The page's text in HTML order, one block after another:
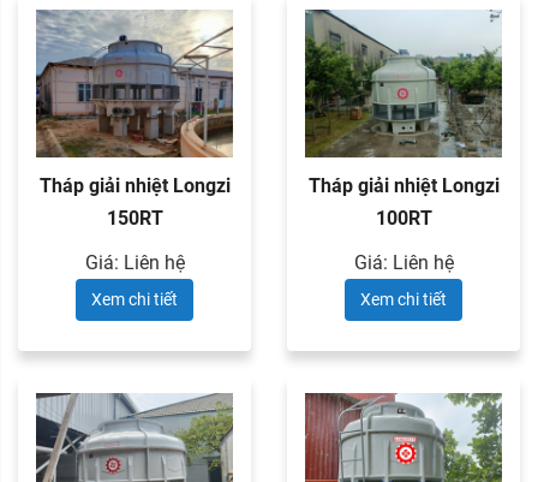
Tháp giải nhiệt Longzi
150RT
Giá: Liên hệ
Xem chi tiết
Tháp giải nhiệt Longzi
100RT
Giá: Liên hệ
Xem chi tiết